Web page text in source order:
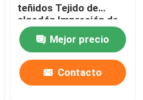
teñidos Tejido de
algodón Impresión de
tejidos para el hogar
Lavable en máquina
Mejor precio
Contacto